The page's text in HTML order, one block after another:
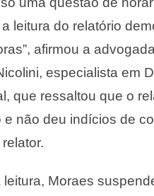
leitura do relatório
afirmou a
especialista em
que ressaltou que o
e não deu indícios de
leitura, Moraes